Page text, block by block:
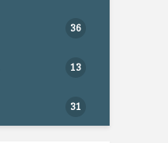
36
13
31